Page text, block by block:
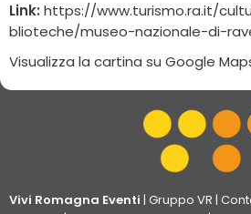
Link: https://www.turismo.ra.it/
blioteche/museo-nazionale-di-
Visualizza la cartina su Google
Vivi Romagna Eventi | Gruppo VR |